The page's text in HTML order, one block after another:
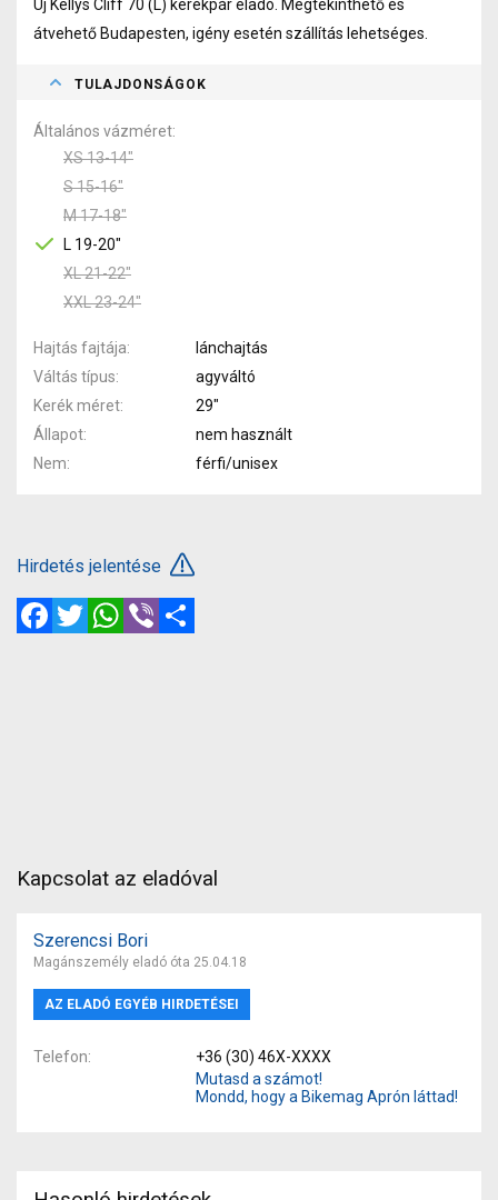
Új Kellys Cliff 70 (L) kerékpár eladó. Megtekinthető és
átvehető Budapesten, igény esetén szállítás lehetséges.
TULAJDONSÁGOK
Általános vázméret
XS 13-14"
S 15-16"
M 17-18"
L 19-20"
XL 21-22"
XXL 23-24"
Hajtás fajtája
lánchajtás
Váltás típus
agyváltó
Kerék méret
29"
Állapot
nem használt
Nem
férfi/unisex
Hirdetés jelentése
FacebookTwitterWhatsApp
Viber
Kapcsolat az eladóval
Szerencsi Bori
Magánszemély eladó óta 25.04.18
AZ ELADÓ EGYÉB HIRDETÉSEI
Telefon
+36 (30) 46X-XXXX
Mutasd a számot!
Mondd, hogy a Bikemag Aprón láttad!